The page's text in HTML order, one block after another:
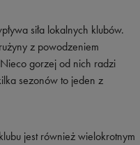
siła lokalnych klubów.
z powodzeniem
gorzej od nich radzi
sezonów to jeden z
jest również wielokrotnym